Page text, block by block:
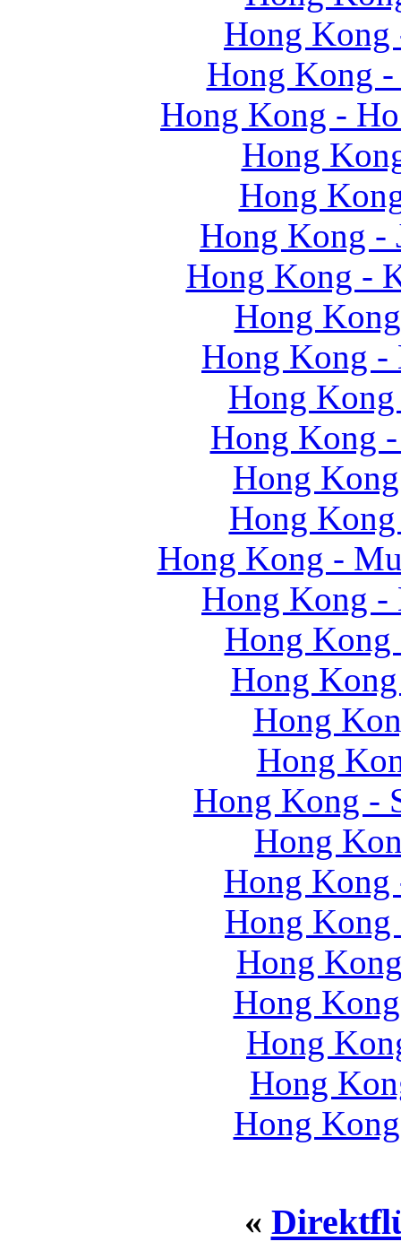
Hong
Hong Kong
Hong Kong -
Hong
Hong
Hong Kong -
Hong Kong -
Hong
Hong Kong -
Hong
Hong Kong
Hong
Hong
Hong Kong -
Hong Kong
Hong
Hong
Hong
Hong
Hong Kong -
Hong
Hong Kong
Hong Kong
Hong
Hong
Hong
Hong
Hong
«